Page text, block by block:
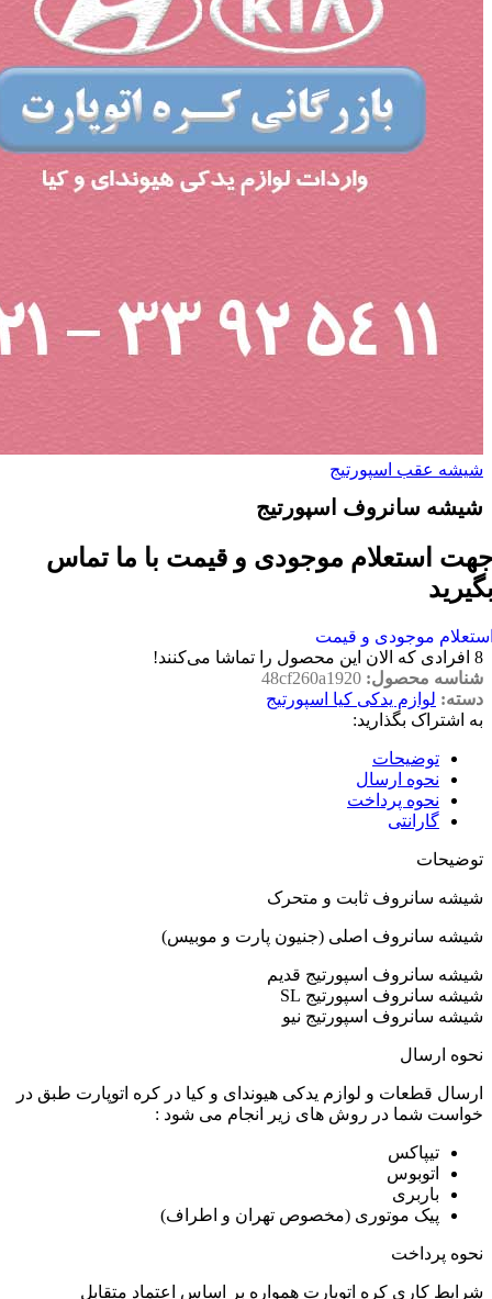
شیشه عقب اسپورتیج
شیشه سانروف اسپورتیج
استعلام موجودی و قیمت با ما تماس
موجودی و قیمت
8 افرادی که الان این محصول را تماشا می‌کنند!
شناسه محصول: 48cf260a1920
دسته: لوازم یدکی کیا اسپورتیج
به اشتراک بگذارید:
توضیحات
نحوه ارسال
نحوه پرداخت
گارانتی
توضیحات
شیشه سانروف ثابت و متحرک
شیشه سانروف اصلی (جنیون پارت و موبیس)
شیشه سانروف اسپورتیج قدیم
شیشه سانروف اسپورتیج SL
شیشه سانروف اسپورتیج نیو
نحوه ارسال
ارسال قطعات و لوازم یدکی هیوندای و کیا در کره اتوپارت طبق در
خواست شما در روش های زیر انجام می شود :
تیپاکس
اتوبوس
باربری
پیک موتوری (مخصوص تهران و اطراف)
نحوه پرداخت
شرایط کاری کره اتوپارت همواره بر اساس اعتماد متقابل